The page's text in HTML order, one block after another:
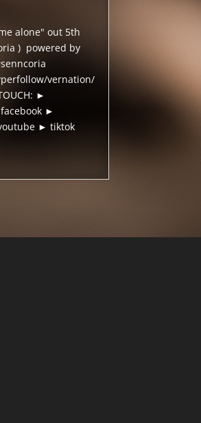
alone" out 5th
) powered by
vernation/
►
►
► tiktok